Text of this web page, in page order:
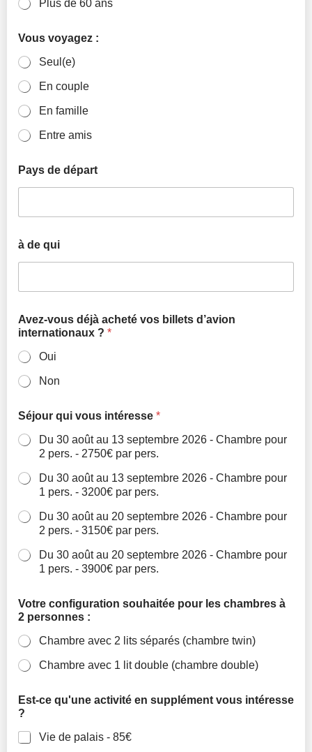
Plus de 60 ans
Vous voyagez :
Seul(e)
En couple
En famille
Entre amis
Pays de départ
à de qui
Avez-vous déjà acheté vos billets d’avion
internationaux ? *
Oui
Non
Séjour qui vous intéresse *
Du 30 août au 13 septembre 2026 - Chambre pour
2 pers. - 2750€ par pers.
Du 30 août au 13 septembre 2026 - Chambre pour
1 pers. - 3200€ par pers.
Du 30 août au 20 septembre 2026 - Chambre pour
2 pers. - 3150€ par pers.
Du 30 août au 20 septembre 2026 - Chambre pour
1 pers. - 3900€ par pers.
Votre configuration souhaitée pour les chambres à
2 personnes :
Chambre avec 2 lits séparés (chambre twin)
Chambre avec 1 lit double (chambre double)
Est-ce qu'une activité en supplément vous intéresse
?
Vie de palais - 85€